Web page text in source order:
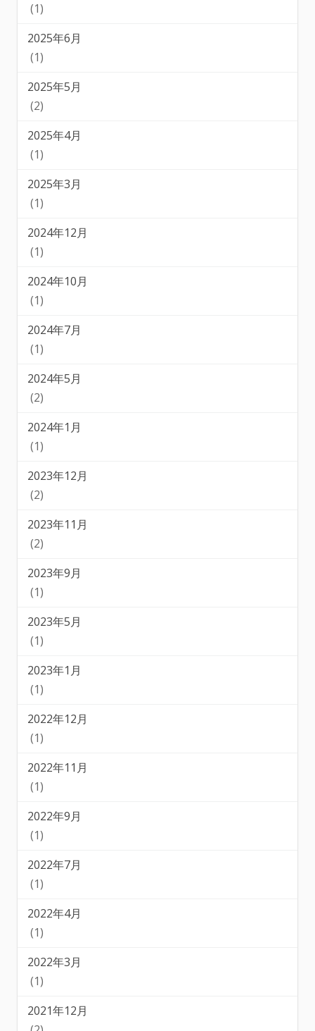
(1)
2025年6月
(1)
2025年5月
(2)
2025年4月
(1)
2025年3月
(1)
2024年12月
(1)
2024年10月
(1)
2024年7月
(1)
2024年5月
(2)
2024年1月
(1)
2023年12月
(2)
2023年11月
(2)
2023年9月
(1)
2023年5月
(1)
2023年1月
(1)
2022年12月
(1)
2022年11月
(1)
2022年9月
(1)
2022年7月
(1)
2022年4月
(1)
2022年3月
(1)
2021年12月